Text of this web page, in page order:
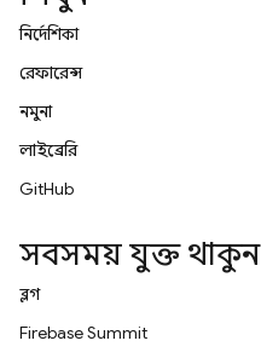
নির্দেশিকা
রেফারেন্স
নমুনা
লাইব্রেরি
GitHub
সবসময় যুক্ত থাকুন
ব্লগ
Firebase Summit